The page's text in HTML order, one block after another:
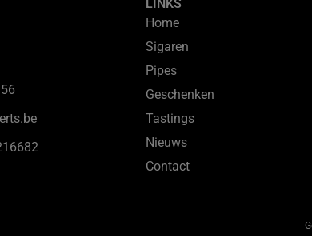
LINKS
Home
Sigaren
Pipes
Geschenken
Tastings
Nieuws
Contact